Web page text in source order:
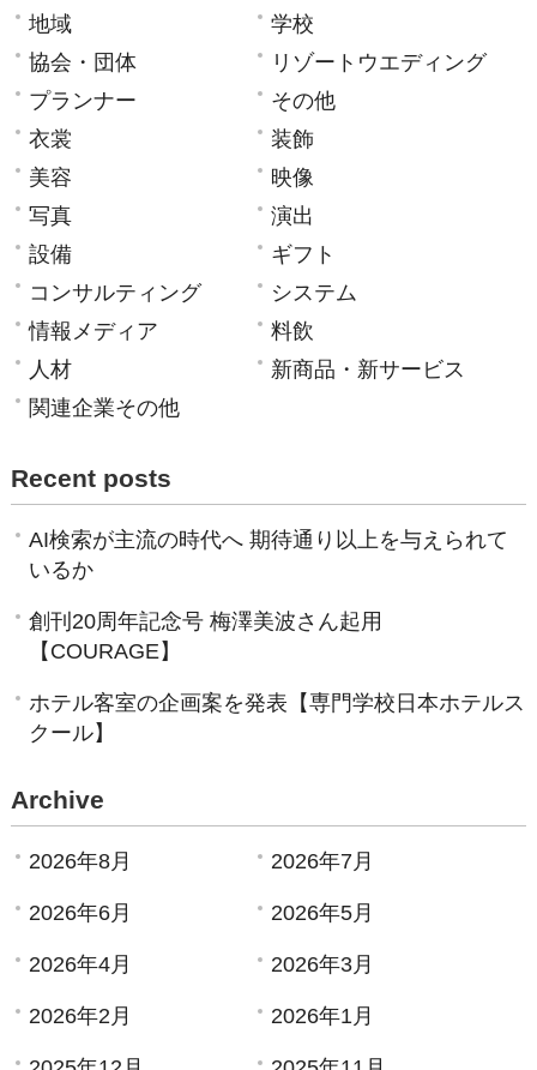
地域
学校
協会・団体
リゾートウエディング
プランナー
その他
衣裳
装飾
美容
映像
写真
演出
設備
ギフト
コンサルティング
システム
情報メディア
料飲
人材
新商品・新サービス
関連企業その他
Recent posts
AI検索が主流の時代へ 期待通り以上を与えられて
いるか
創刊20周年記念号 梅澤美波さん起用
【COURAGE】
ホテル客室の企画案を発表【専門学校日本ホテルス
クール】
Archive
2026年8月 2026年7月
2026年6月 2026年5月
2026年4月 2026年3月
2026年2月 2026年1月